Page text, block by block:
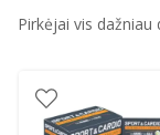
Pirkėjai vis